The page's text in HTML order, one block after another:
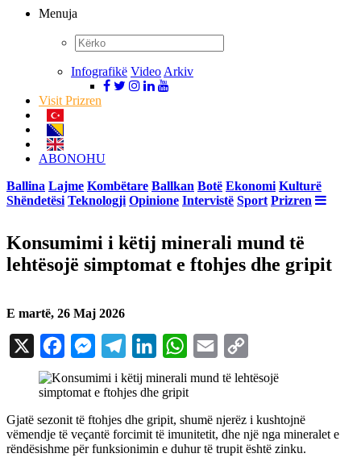
Menuja
Infografikë Video Arkiv
Visit Prizren
ABONOHU
Ballina Lajme Kombëtare Ballkan Botë Ekonomi Kulturë
Shëndetësi Teknologji Opinione Intervistë Sport Prizren
Konsumimi i këtij minerali mund të
lehtësojë simptomat e ftohjes dhe gripit
E martë, 26 Maj 2026
X FacebookMessengerTelegramLinkedInWhatsApp
Email
Gjatë sezonit të ftohjes dhe gripit, shumë njerëz i kushtojnë
vëmendje të veçantë forcimit të imunitetit, dhe një nga mineralet e
rëndësishme për funksionimin e duhur të trupit është zinku.